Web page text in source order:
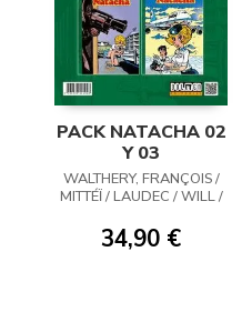
PACK NATACHA 02
Y 03
WALTHERY, FRANÇOIS /
MITTÉÏ / LAUDEC / WILL /
34,90 €